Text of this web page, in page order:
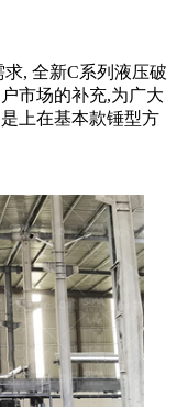
, 全新C系列液压破
市场的补充,为广大
上在基本款锤型方